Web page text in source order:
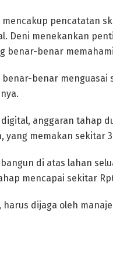
pencatatan
Deni menekankan
benar-benar
benar-benar
anggaran tahap
yang memakan sekitar
di atas lahan
mencapai sekitar
dijaga oleh